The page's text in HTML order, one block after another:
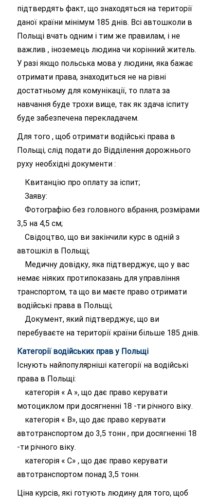
підтвердять факт, що знаходяться на території
даної країни мінімум 185 днів. Всі автошколи в
Польщі вчать одним і тим же правилам, і не
важлив , іноземець людина чи корінний житель.
У разі якщо польська мова у людини, яка бажає
отримати права, знаходиться не на рівні
достатньому для комунікації, то плата за
навчання буде трохи вище, так як здача іспиту
буде забезпечена перекладачем.
Для того , щоб отримати водійські права в
Польщі, слід подати до Відділення дорожнього
руху необхідні документи :
Квитанцію про оплату за іспит;
Заяву:
Фотографію без головного вбрання, розмірами
3,5 на 4,5 см;
Свідоцтво, що ви закінчили курс в одній з
автошкіл в Польщі;
Медичну довідку, яка підтверджує, що у вас
немає ніяких протипоказань для управління
транспортом, та що ви маєте право отримати
водійські права в Польщі;
Документ, який підтверджує, що ви
перебуваєте на території країни більше 185 днів.
Категорії водійських прав у Польщі
Існують найпопулярніші категорії на водійські
права в Польщі:
категорія « А », що дає право керувати
мотоциклом при досягненні 18 -ти річного віку.
категорія « В», що дає право керувати
автотранспортом до 3,5 тонн , при досягненні 18
-ти річного віку.
категорія « С» , що дає право керувати
автотранспортом понад 3,5 тонн.
Ціна курсів, які готують людину для того, щоб